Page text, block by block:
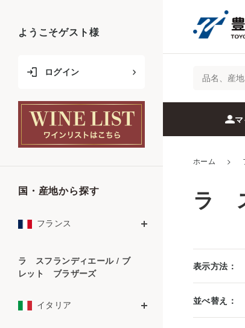
ホーム >
ラ
表示方法：
並べ替え：
ようこそゲスト様
ログイン
国・産地から探す
フランス
ラ スフランディエール / ブ
レット ブラザーズ
イタリア